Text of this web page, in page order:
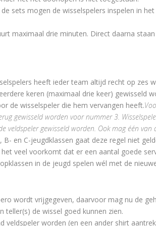
sets mogen de wisselspelers inspelen in
maximaal drie minuten. Direct daarna
heeft ieder team altijd recht op zes
keren (maximaal drie keer) gewisseld
de wisselspeler die hem vervangen heeft.
gewisseld worden voor nummer 3.
veldspeler gewisseld worden. Ook mag één
B- en C-jeugdklassen gaat deze regel niet
veel voorkomt dat er een aantal goede
in de jeugd spelen wél met de
wordt vrijgegeven, daarvoor mag nu de
teller(s) de wissel goed kunnen zien.
veldspeler worden (en een ander shirt